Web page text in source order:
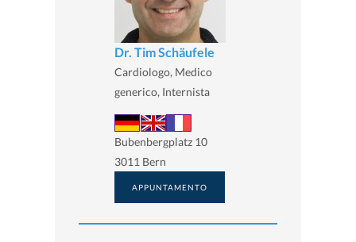
Dr. Tim Schäufele
Cardiologo, Medico
generico, Internista
Bubenbergplatz 10
3011 Bern
APPUNTAMENTO